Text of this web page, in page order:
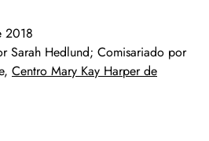
2018
Sarah Hedlund; Comisariado por
Centro Mary Kay Harper de